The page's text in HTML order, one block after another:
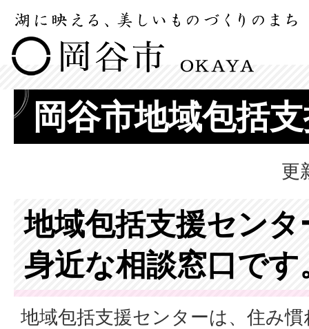
岡谷市地域包括
更
地域包括支援セン
身近な相談窓口です
地域包括支援センターは、住み